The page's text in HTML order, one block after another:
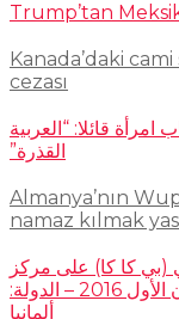
Trump’tan
Kanada’daki
cezası
قائلا: “العربية
القذرة”
Almanya’nın
namaz kılmak
(بي كا كا) على مركز
ثقافيّ تركيّ في هامبورغ التاريخ: كانون الأول 2016 – الدولة:
ألمانيا